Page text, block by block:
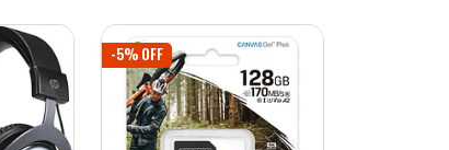
-5% OFF